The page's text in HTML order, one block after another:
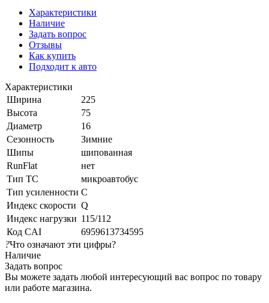
Характеристики
Наличие
Задать вопрос
Отзывы
Как купить
Подходит к авто
Характеристики
Ширина
225
Высота
75
Диаметр
16
Сезонность
Зимние
Шипы
шипованная
RunFlat
нет
Тип ТС
микроавтобус
Тип усиленности С
Индекс скорости Q
Индекс нагрузки 115/112
Код CAI
6959613734595
?Что означают эти цифры?
Наличие
Задать вопрос
Вы можете задать любой интересующий вас вопрос по товару
или работе магазина.